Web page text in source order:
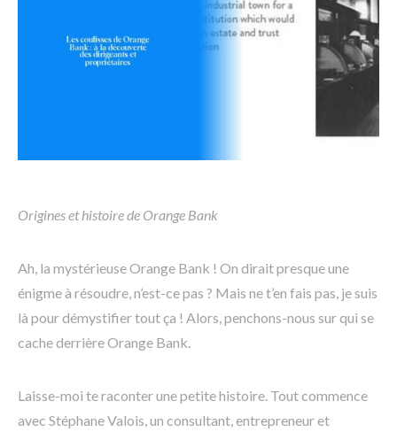
Origines et histoire de Orange Bank
Ah, la mystérieuse Orange Bank ! On dirait presque une
énigme à résoudre, n’est-ce pas ? Mais ne t’en fais pas, je suis
là pour démystifier tout ça ! Alors, penchons-nous sur qui se
cache derrière Orange Bank.
Laisse-moi te raconter une petite histoire. Tout commence
avec Stéphane Valois, un consultant, entrepreneur et